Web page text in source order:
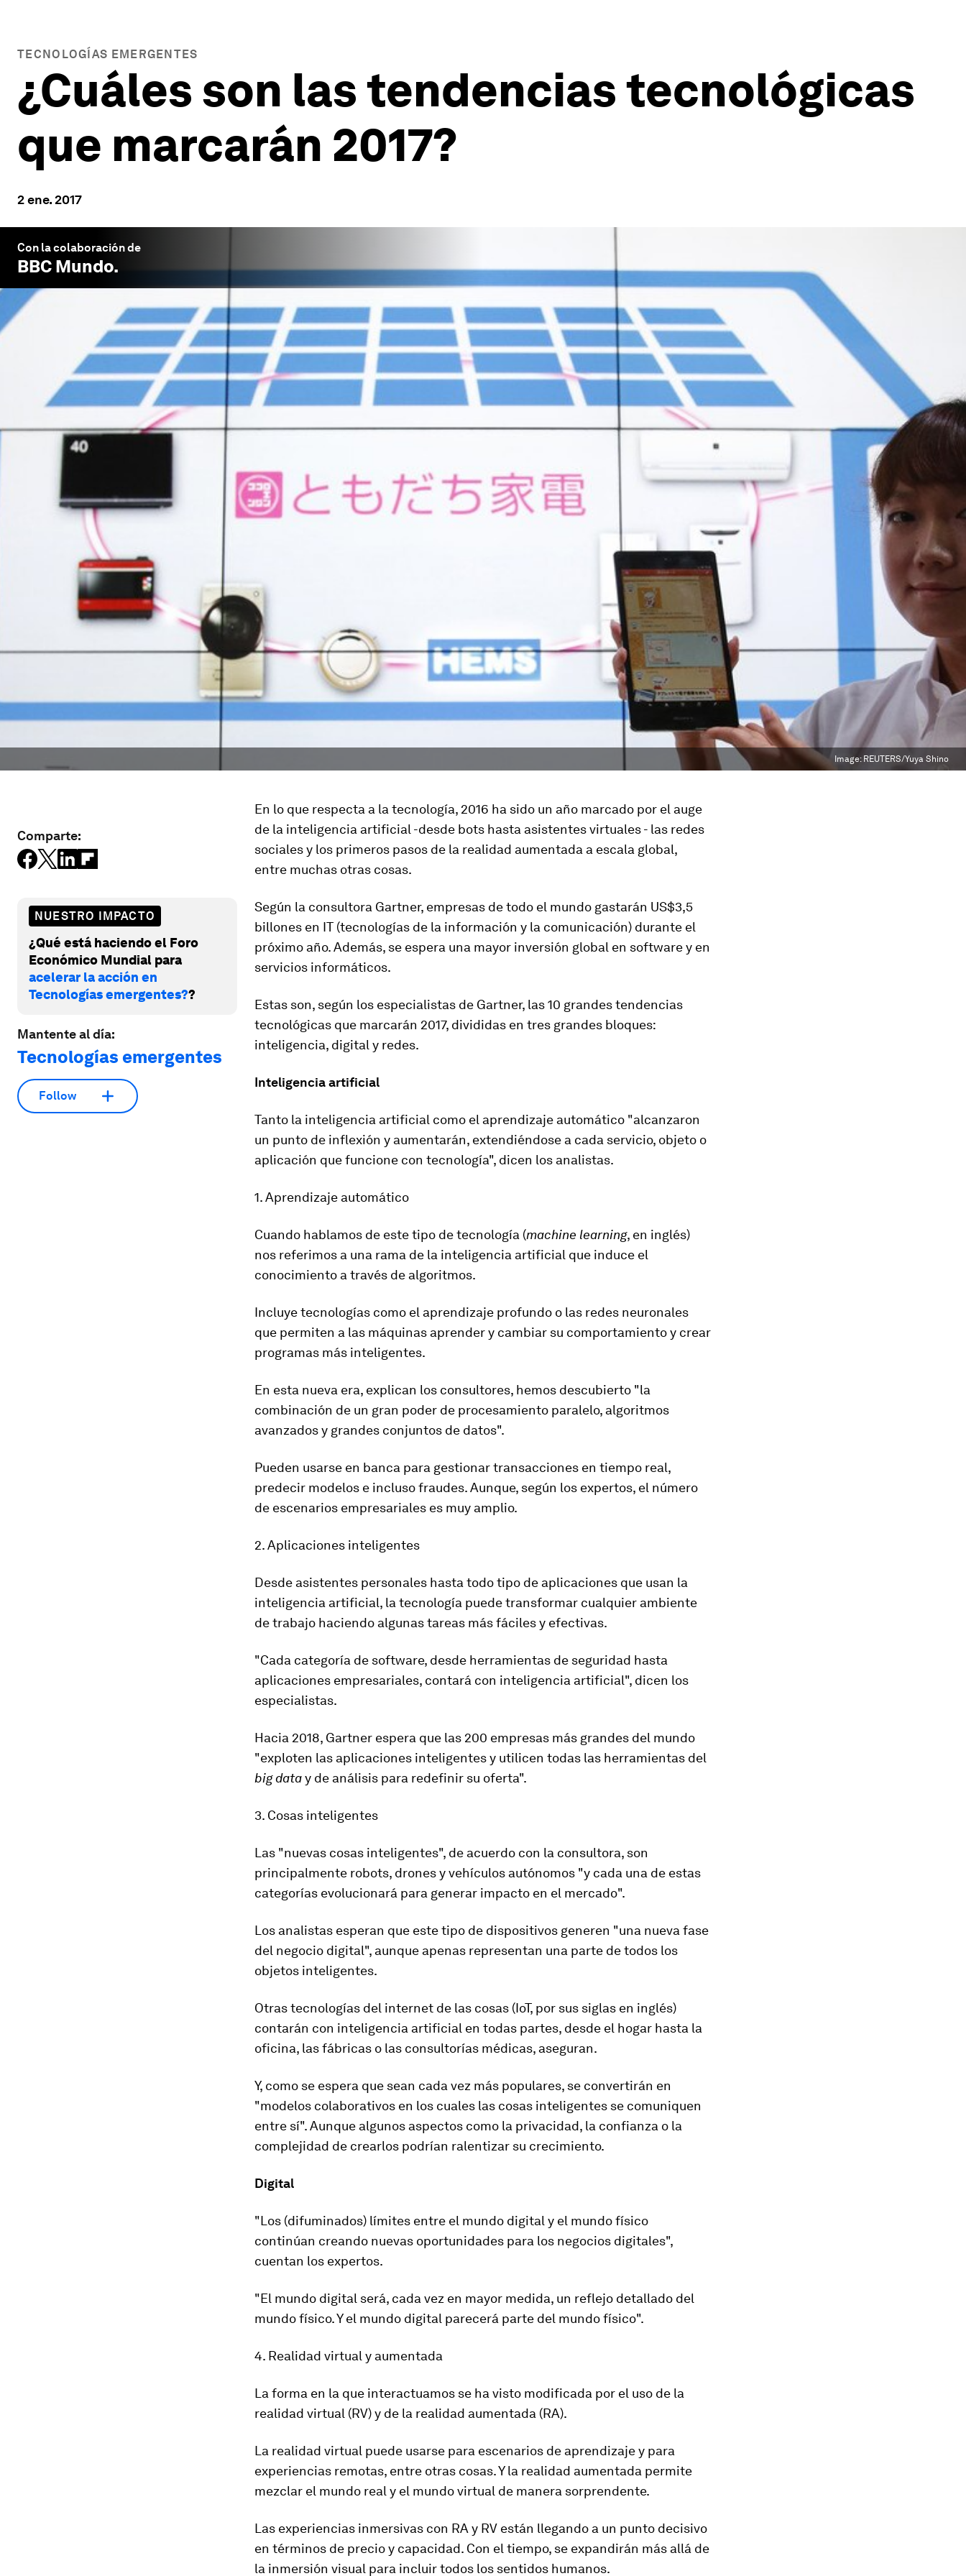
TECNOLOGÍAS EMERGENTES
¿Cuáles son las tendencias tecnológicas
que marcarán 2017?
2 ene. 2017
Con la colaboración de
BBC Mundo.
Image: REUTERS/Yuya Shino
Comparte:
NUESTRO IMPACTO
¿Qué está haciendo el Foro
Económico Mundial para
acelerar la acción en
Tecnologías emergentes??
Mantente al día:
Tecnologías emergentes
Follow
En lo que respecta a la tecnología, 2016 ha sido un año marcado por el auge
de la inteligencia artificial -desde bots hasta asistentes virtuales - las redes
sociales y los primeros pasos de la realidad aumentada a escala global,
entre muchas otras cosas.
Según la consultora Gartner, empresas de todo el mundo gastarán US$3,5
billones en IT (tecnologías de la información y la comunicación) durante el
próximo año. Además, se espera una mayor inversión global en software y en
servicios informáticos.
Estas son, según los especialistas de Gartner, las 10 grandes tendencias
tecnológicas que marcarán 2017, divididas en tres grandes bloques:
inteligencia, digital y redes.
Inteligencia artificial
Tanto la inteligencia artificial como el aprendizaje automático "alcanzaron
un punto de inflexión y aumentarán, extendiéndose a cada servicio, objeto o
aplicación que funcione con tecnología", dicen los analistas.
1. Aprendizaje automático
Cuando hablamos de este tipo de tecnología (machine learning, en inglés)
nos referimos a una rama de la inteligencia artificial que induce el
conocimiento a través de algoritmos.
Incluye tecnologías como el aprendizaje profundo o las redes neuronales
que permiten a las máquinas aprender y cambiar su comportamientoy crear
programas más inteligentes.
En esta nueva era, explican los consultores, hemos descubierto "la
combinación de un gran poder de procesamiento paralelo, algoritmos
avanzados y grandes conjuntos de datos".
Pueden usarse en banca para gestionar transacciones en tiempo real,
predecir modelos e incluso fraudes. Aunque, según los expertos, el número
de escenarios empresariales es muy amplio.
2. Aplicaciones inteligentes
Desde asistentes personales hasta todo tipo de aplicaciones que usan la
inteligencia artificial, la tecnología puede transformar cualquier ambiente
de trabajo haciendo algunas tareas más fáciles y efectivas.
"Cada categoría de software, desde herramientas de seguridad hasta
aplicaciones empresariales, contará con inteligencia artificial", dicen los
especialistas.
Hacia 2018, Gartner espera que las 200 empresas más grandes del mundo
"exploten las aplicaciones inteligentes y utilicen todas las herramientas del
big datay de análisis para redefinir su oferta".
3. Cosas inteligentes
Las "nuevas cosas inteligentes", de acuerdo con la consultora, son
principalmente robots, drones y vehículos autónomos "y cada una de estas
categorías evolucionará para generar impacto en el mercado".
Los analistas esperan que este tipo de dispositivos generen "una nueva fase
del negocio digital", aunque apenas representan una parte de todos los
objetos inteligentes.
Otras tecnologías del internet de las cosas (IoT, por sus siglas en inglés)
contarán con inteligencia artificial en todas partes, desde el hogar hasta la
oficina, las fábricas o las consultorías médicas, aseguran.
Y, como se espera que sean cada vez más populares, se convertirán en
"modelos colaborativos en los cuales las cosas inteligentes se comuniquen
entre sí". Aunque algunos aspectos como la privacidad, la confianza o la
complejidad de crearlos podrían ralentizar su crecimiento.
Digital
"Los (difuminados) límites entre el mundo digital y el mundo físico
continúan creando nuevas oportunidades para los negocios digitales",
cuentan los expertos.
"El mundo digital será, cada vez en mayor medida, un reflejo detallado del
mundo físico.Y el mundo digital parecerá parte del mundo físico".
4. Realidad virtual y aumentada
La forma en la que interactuamos se ha visto modificada por el uso de la
realidad virtual (RV) y de la realidad aumentada (RA).
La realidad virtual puede usarse para escenarios de aprendizaje y para
experiencias remotas, entre otras cosas. Y la realidad aumentada permite
mezclar el mundo real y el mundo virtual de manera sorprendente.
Las experiencias inmersivas con RA y RV están llegando a un punto decisivo
en términos de precio y capacidad. Con el tiempo, se expandirán más allá de
la inmersión visual para incluirtodos los sentidos humanos.